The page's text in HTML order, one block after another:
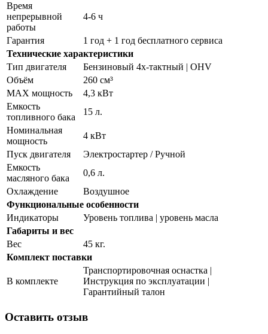
Время
непрерывной
работы
4-6 ч
Гарантия
1 год + 1 год бесплатного сервиса
Технические характеристики
Тип двигателя
Бензиновый 4х-тактный | OHV
Объём
260 см³
MAX мощность
4,3 кВт
Емкость
топливного бака
15 л.
Номинальная
мощность
4 кВт
Пуск двигателя
Электростартер / Ручной
Емкость
масляного бака
0,6 л.
Охлаждение
Воздушное
Функциональные особенности
Индикаторы
Уровень топлива | уровень масла
Габариты и вес
Вес
45 кг.
Комплект поставки
В комплекте
Транспортировочная оснастка |
Инструкция по эксплуатации |
Гарантийный талон
Оставить отзыв